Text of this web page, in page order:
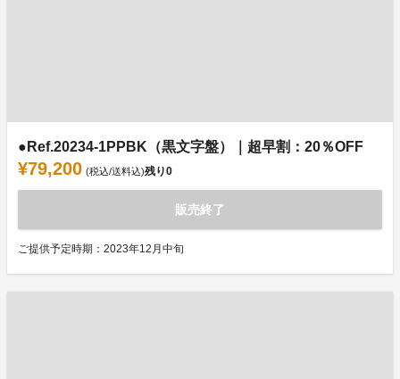
●Ref.20234-1PPBK（黒文字盤）｜超早割：20％OFF
¥79,200 (税込/送料込)残り0
販売終了
ご提供予定時期：2023年12月中旬